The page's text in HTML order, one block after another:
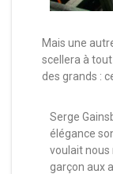
Mais une
scellera à
des grands :
Serge
élégance
voulait nous
garçon aux